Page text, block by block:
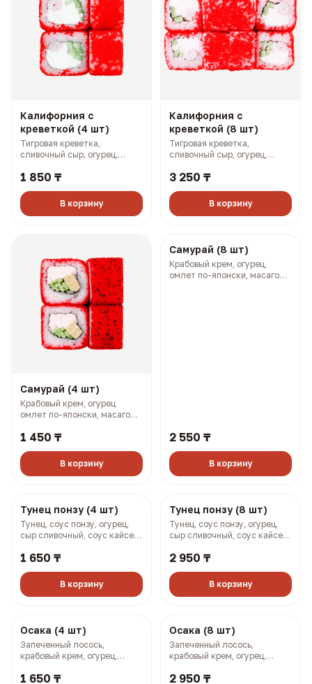
Калифорния с
креветкой (4 шт)
Тигровая креветка,
сливочный сыр, огурец,
1 850 ₸
В корзину
Калифорния с
креветкой (8 шт)
Тигровая креветка,
сливочный сыр, огурец,
3 250 ₸
В корзину
Самурай (4 шт)
Крабовый крем, огурец
омлет по-японски, масаго
1 450 ₸
В корзину
2 550 ₸
В корзину
Тунец понзу (4 шт)
Тунец, соус понзу, огурец,
сыр сливочный, соус кайсен,
Тунец понзу (8 шт)
Тунец, соус понзу, огурец,
сыр сливочный, соус кайсен,